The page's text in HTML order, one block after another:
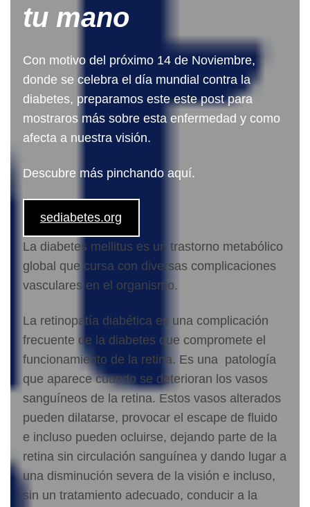
tu mano
Con motivo del próximo 14 de Noviembre,
donde se celebra el día mundial contra la
diabetes, preparamos este este post para
mostraros más sobre esta enfermedad y como
afecta a nuestra visión.
Descubre más pinchando aquí.
sediabetes.org
Ladiabetes mellitus es un trastorno metabólico
global que cursa con diversas complicaciones
vasculares en el organismo.
La retinopatía diabéticaes una complicación
frecuente de la diabetes que compromete el
funcionamiento de la retina. Es una patología
que aparece cuando se deterioran los vasos
sanguíneos de la retina. Estos vasos alterados
pueden dilatarse, provocar el escape de fluido
e incluso pueden ocluirse, dejando parte de la
retina sin circulación sanguínea y dando lugar a
una disminución severa de la visión e incluso,
sin un tratamiento adecuado, conducir a la